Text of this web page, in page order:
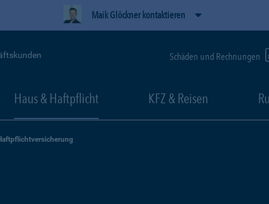
Maik Glöckner kontaktieren
Schäden und Rechnungen
Haus & Haftpflicht KFZ & Reisen